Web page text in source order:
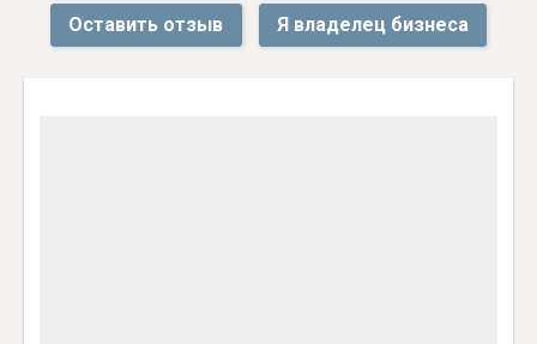
Оставить отзыв Я владелец бизнеса